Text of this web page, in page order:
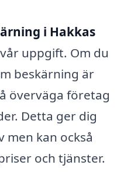
i Hakkas
uppgift. Om du
beskärning är
överväga företag
Detta ger dig
kan också
och tjänster.